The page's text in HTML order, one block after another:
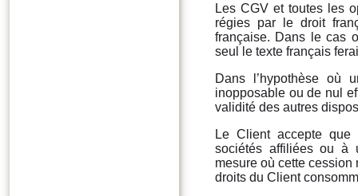
Les CGV et toutes les
régies par le droit
française. Dans le cas
seul le texte français
Dans l’hypothèse où
inopposable ou de nul
validité des autres
Le Client accepte
sociétés affiliées ou à
mesure où cette cession
droits du Client